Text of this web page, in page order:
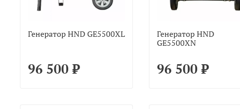
Генератор HND GE5500XL
96 500 ₽
Генератор HND
GE5500XN
96 500 ₽